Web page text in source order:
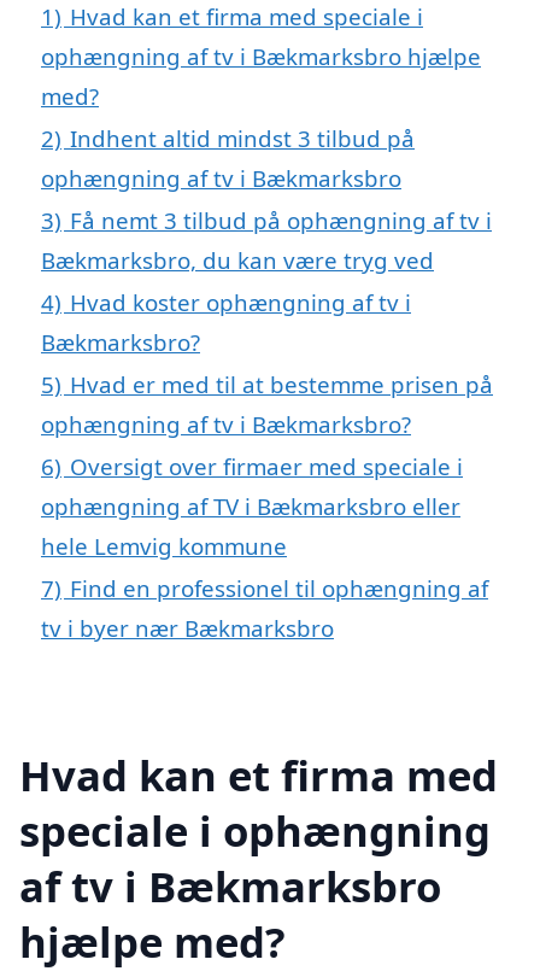
1) Hvad kan et firma med speciale i
ophængning af tv i Bækmarksbro hjælpe
med?
2) Indhent altid mindst 3 tilbud på
ophængning af tv i Bækmarksbro
3) Få nemt 3 tilbud på ophængning af tv i
Bækmarksbro, du kan være tryg ved
4) Hvad koster ophængning af tv i
Bækmarksbro?
5) Hvad er med til at bestemme prisen på
ophængning af tv i Bækmarksbro?
6) Oversigt over firmaer med speciale i
ophængning af TV i Bækmarksbro eller
hele Lemvig kommune
7) Find en professionel til ophængning af
tv i byer nær Bækmarksbro
Hvad kan et firma med
speciale i ophængning
af tv i Bækmarksbro
hjælpe med?